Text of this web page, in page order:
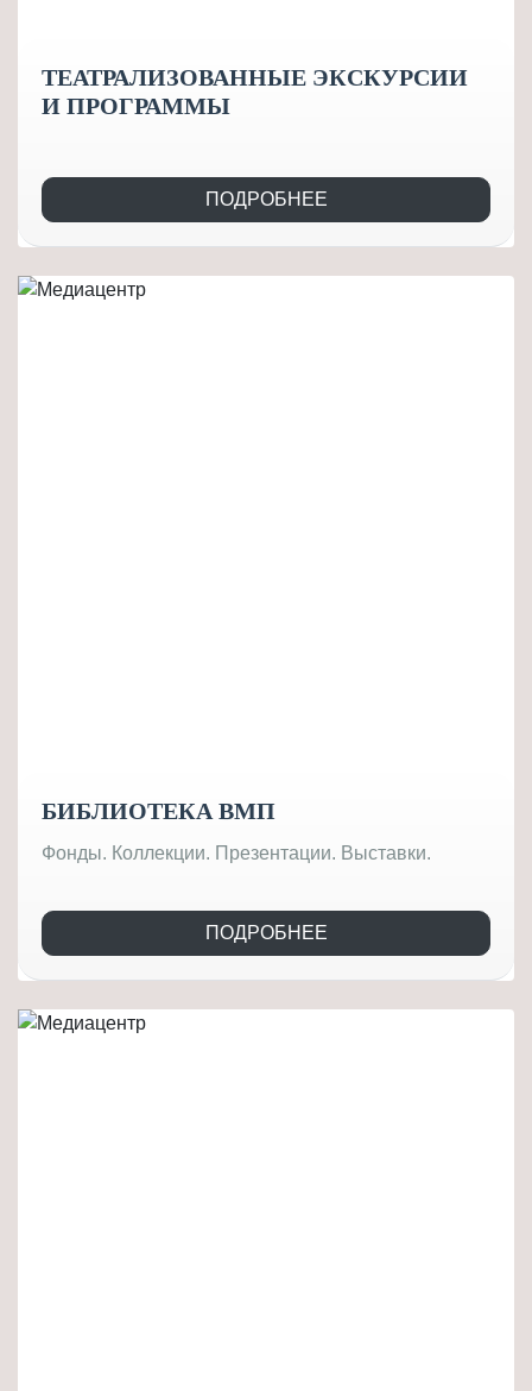
ТЕАТРАЛИЗОВАННЫЕ ЭКСКУРСИИ
И ПРОГРАММЫ
ПОДРОБНЕЕ
БИБЛИОТЕКА ВМП
Фонды. Коллекции. Презентации. Выставки.
ПОДРОБНЕЕ